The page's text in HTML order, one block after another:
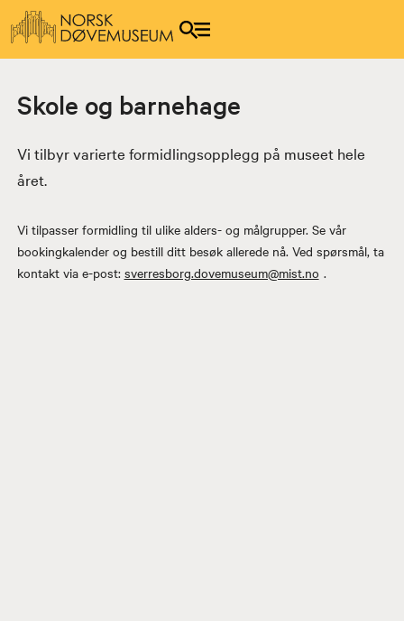
Skole og barnehage
Vi tilbyr varierte formidlingsopplegg på museet hele
året.
Vi tilpasser formidling til ulike alders- og målgrupper. Se vår
bookingkalender og bestill ditt besøk allerede nå. Ved spørsmål, ta
kontakt via e-post: sverresborg.dovemuseum@mist.no .